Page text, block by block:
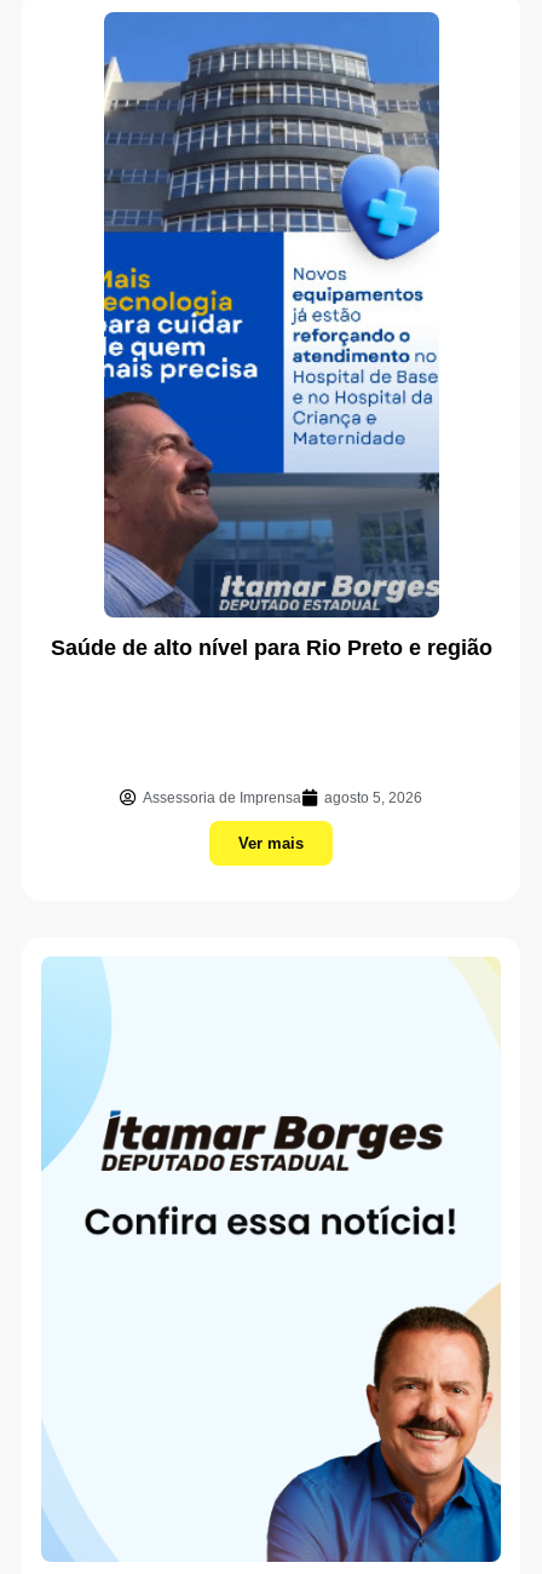
Saúde de alto nível para Rio Preto e região
Assessoria de Imprensa agosto 5, 2026
Ver mais